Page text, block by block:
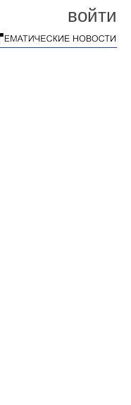
войти